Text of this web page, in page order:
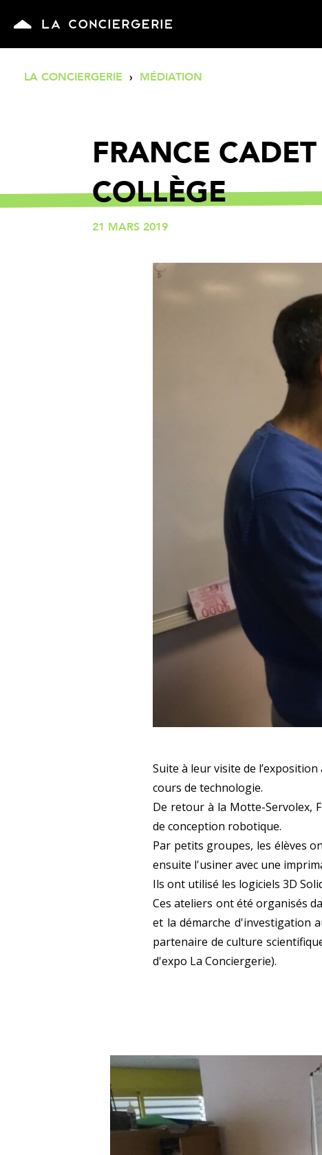
LA CONCIERGERIE › MÉDIATION
FRANCE
COLLÈGE
21 MARS 2019
Suite à leur visite de
cours de technologie.
De retour à la Motte-Servolex,
de conception robotique.
Par petits groupes, les élèves
ensuite l'usiner avec une
Ils ont utilisé les logiciels 3D
Ces ateliers ont été organisés
et la démarche d'investigation
partenaire de culture
d'expo La Conciergerie).